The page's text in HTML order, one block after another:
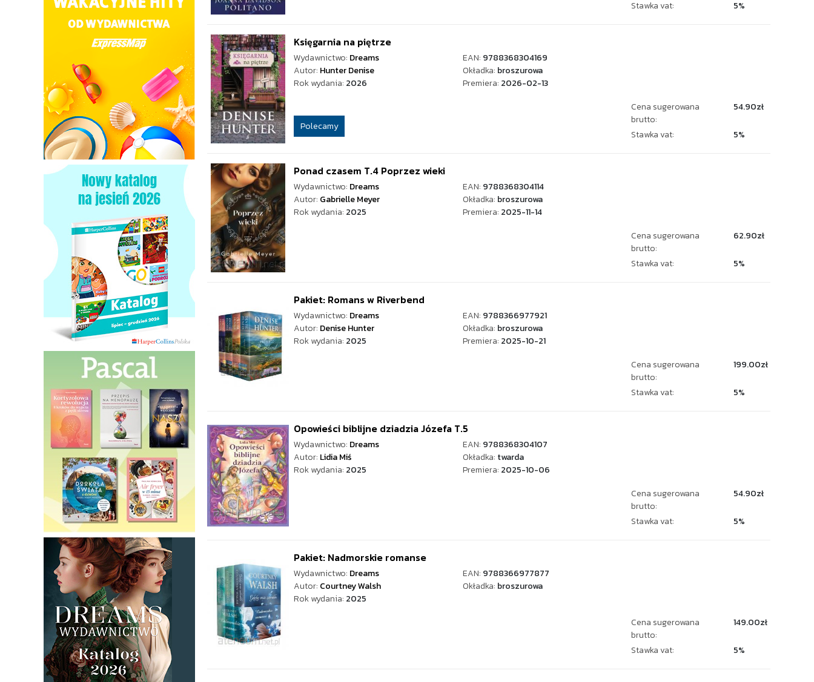
Stawka vat: 5%
Księgarnia na piętrze
Wydawnictwo: Dreams EAN: 9788368304169
Autor: Hunter Denise Okładka: broszurowa
Rok wydania: 2026 Premiera: 2026-02-13
Polecamy
Cena sugerowana
brutto:
54.90zł
Stawka vat: 5%
Ponad czasem T.4 Poprzez wieki
Wydawnictwo: Dreams EAN: 9788368304114
Autor: Gabrielle Meyer Okładka: broszurowa
Rok wydania: 2025 Premiera: 2025-11-14
Cena sugerowana
brutto:
62.90zł
Stawka vat: 5%
Pakiet: Romans w Riverbend
Wydawnictwo: Dreams EAN: 9788366977921
Autor: Denise Hunter Okładka: broszurowa
Rok wydania: 2025 Premiera: 2025-10-21
Cena sugerowana
brutto:
199.00zł
Stawka vat: 5%
Opowieści biblijne dziadzia Józefa T.5
Wydawnictwo: Dreams EAN: 9788368304107
Autor: Lidia Miś Okładka: twarda
Rok wydania: 2025 Premiera: 2025-10-06
Cena sugerowana
brutto:
54.90zł
Stawka vat: 5%
Pakiet: Nadmorskie romanse
Wydawnictwo: Dreams EAN: 9788366977877
Autor: Courtney Walsh Okładka: broszurowa
Rok wydania: 2025
Cena sugerowana
brutto:
149.00zł
Stawka vat: 5%